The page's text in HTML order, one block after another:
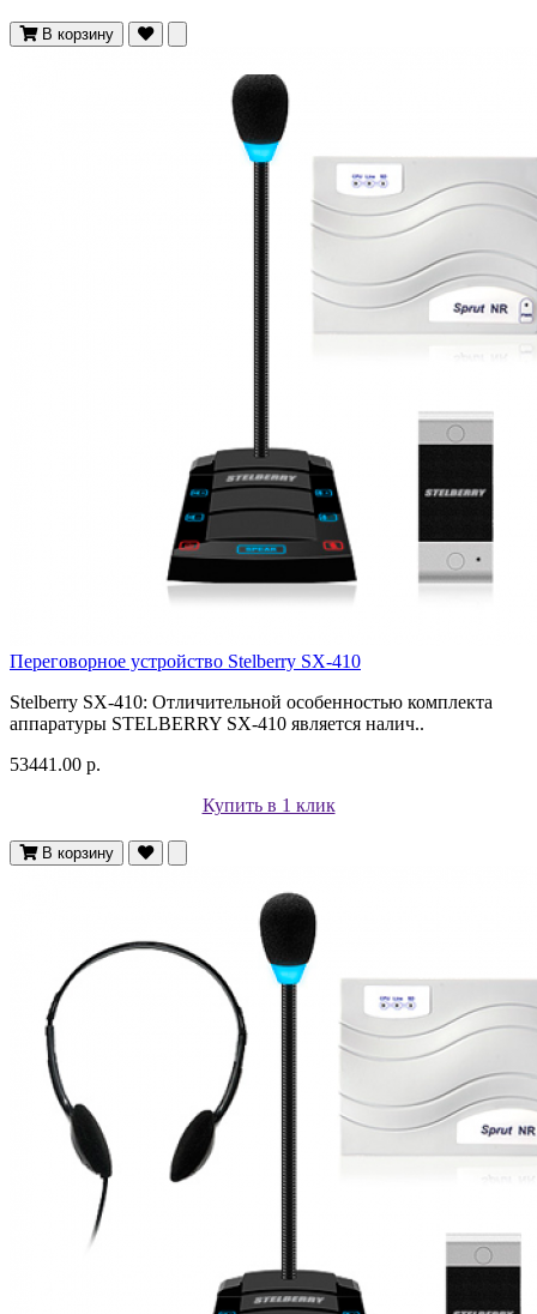
В корзину
Переговорное устройство Stelberry SX-410
Stelberry SX-410: Отличительной особенностью комплекта
аппаратуры STELBERRY SX-410 является налич..
53441.00 р.
Купить в 1 клик
В корзину